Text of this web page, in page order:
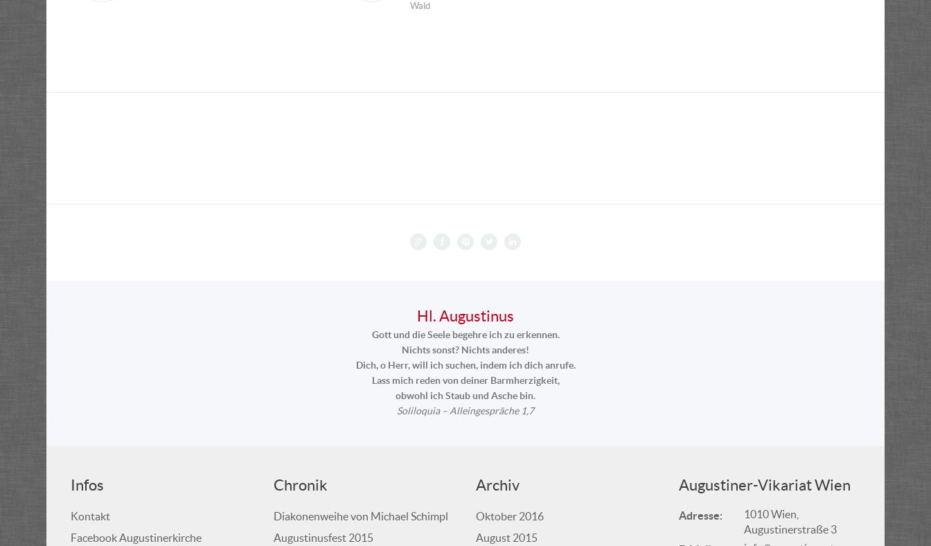
Wald
Hl. Augustinus
Gott und die Seele begehre ich zu erkennen.
Nichts sonst? Nichts anderes!
Dich, o Herr, will ich suchen, indem ich dich anrufe.
Lass mich reden von deiner Barmherzigkeit,
obwohl ich Staub und Asche bin.
Soliloquia – Alleingespräche 1,7
Infos
Kontakt
Facebook Augustinerkirche
Chronik
Diakonenweihe von Michael Schimpl
Augustinusfest 2015
Archiv
Oktober 2016
August 2015
Augustiner-Vikariat Wien
Adresse:
1010 Wien,
Augustinerstraße 3